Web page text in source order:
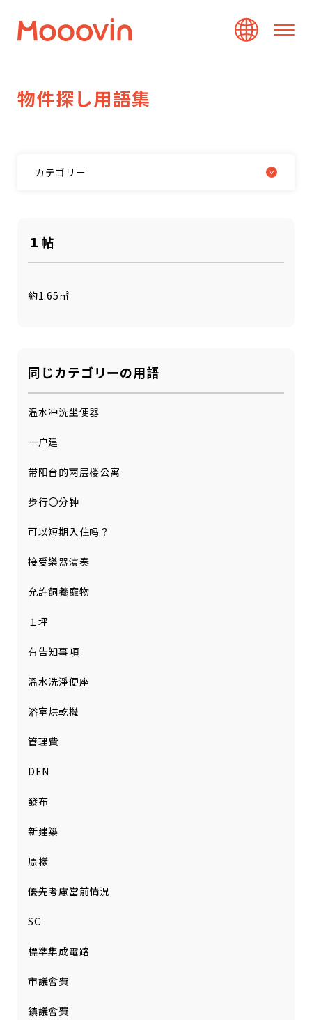
物件探し用語集
カテゴリー
１帖
約1.65㎡
同じカテゴリーの用語
温水冲洗坐便器
一户建
带阳台的两层楼公寓
步行〇分钟
可以短期入住吗？
接受樂器演奏
允許飼養寵物
１坪
有告知事項
溫水洗淨便座
浴室烘乾機
管理費
DEN
發布
新建築
原樣
優先考慮當前情況
SC
標準集成電路
市議會費
鎮議會費